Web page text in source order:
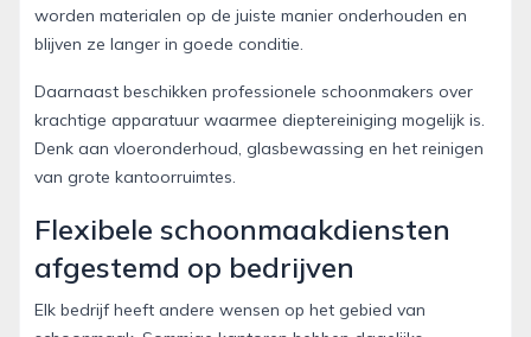
worden materialen op de juiste manier onderhouden en
blijven ze langer in goede conditie.
Daarnaast beschikken professionele schoonmakers over
krachtige apparatuur waarmee dieptereiniging mogelijk is.
Denk aan vloeronderhoud, glasbewassing en het reinigen
van grote kantoorruimtes.
Flexibele schoonmaakdiensten
afgestemd op bedrijven
Elk bedrijf heeft andere wensen op het gebied van